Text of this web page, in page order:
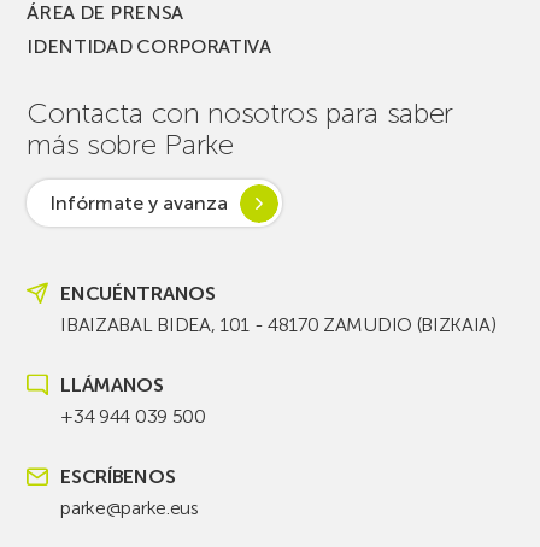
ÁREA DE PRENSA
IDENTIDAD CORPORATIVA
Contacta con nosotros para saber
más sobre Parke
Infórmate y avanza
ENCUÉNTRANOS
IBAIZABAL BIDEA, 101 - 48170 ZAMUDIO (BIZKAIA)
LLÁMANOS
+34 944 039 500
ESCRÍBENOS
parke@parke.eus